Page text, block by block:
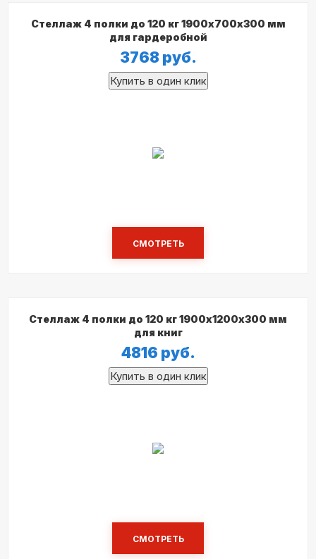
Стеллаж 4 полки до 120 кг 1900х700х300 мм
для гардеробной
3768 руб.
СМОТРЕТЬ
Стеллаж 4 полки до 120 кг 1900х1200х300 мм
для книг
4816 руб.
СМОТРЕТЬ